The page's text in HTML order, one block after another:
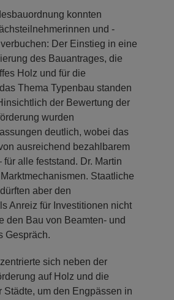
konnten
und -
Der Einstieg in eine
des Bauantrages, die
Holz und für die
Thema Typenbau standen
der Bewertung der
wurden
deutlich, wobei das
ausreichend bezahlbarem
alle feststand. Dr. Martin
Staatliche
aber den
Anreiz für Investitionen nicht
den Bau von Beamten- und
Gespräch.
sich neben der
auf Holz und die
Städte, um den Engpässen in